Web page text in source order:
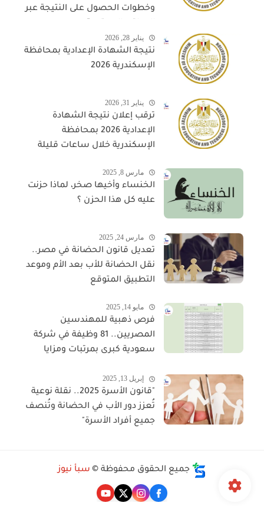
وخطوات الحصول على النتيجة عبر
يناير 28, 2026
نتيجة الشهادة الإعدادية بمحافظة
الإسكندرية 2026
يناير 31, 2026
ترقب إعلان نتيجة الشهادة
الإعدادية 2026 بمحافظة
الإسكندرية خلال ساعات قليلة
مارس 8, 2025
الخنساء وأخيها صخر، لماذا حزنت
عليه كل هذا الحزن ؟
مارس 24, 2025
تعديل قانون الحضانة في مصر..
نقل الحضانة للأب بعد الأم وموعد
التطبيق المتوقع
مايو 14, 2025
فرص ذهبية للمهندسين
المصريين.. 81 وظيفة في شركة
سعودية كبرى بمرتبات ومزايا
إبريل 13, 2025
"قانون الأسرة 2025.. نقلة نوعية
تُعزز دور الأب في الحضانة وتُنصف
جميع أفراد الأسرة"
جميع الحقوق محفوظة © سبأ نيوز